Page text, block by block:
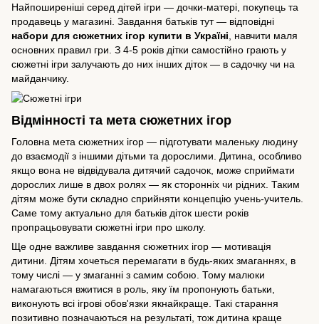
Найпоширеніші серед дітей ігри — дочки-матері, покупець та
продавець у магазині. Завдання батьків тут — відповідні
набори для сюжетних ігор купити в Україні , навчити маля
основних правил гри. З 4-5 років дітки самостійно грають у
сюжетні ігри залучають до них інших діток — в садочку чи на
майданчику.
Відмінності та мета сюжетних ігор
Головна мета сюжетних ігор — підготувати маленьку людину
до взаємодії з іншими дітьми та дорослими. Дитина, особливо
якщо вона не відвідувала дитячий садочок, може сприймати
дорослих лише в двох ролях — як сторонніх чи рідних. Таким
дітям може бути складно сприйняти концепцію учень-учитель.
Саме тому актуально для батьків діток шести років
пропрацьовувати сюжетні ігри про школу.
Ще одне важливе завдання сюжетних ігор — мотивація
дитини. Дітям хочеться перемагати в будь-яких змаганнях, в
тому числі — у змаганні з самим собою. Тому малюки
намагаються вжитися в роль, яку їм пропонують батьки,
виконують всі ігрові обов'язки якнайкраще. Такі старання
позитивно позначаються на результаті, тож дитина краще